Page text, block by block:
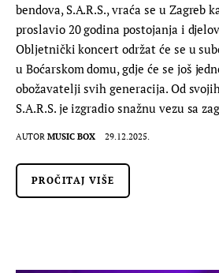
bendova, S.A.R.S., vraća se u Zagreb
proslavio 20 godina postojanja i
Obljetnički koncert održat će se u
u Boćarskom domu, gdje će se još
obožavatelji svih generacija. Od
S.A.R.S. je izgradio snažnu vezu sa
AUTOR MUSIC BOX 29.12.2025.
PROČITAJ VIŠE